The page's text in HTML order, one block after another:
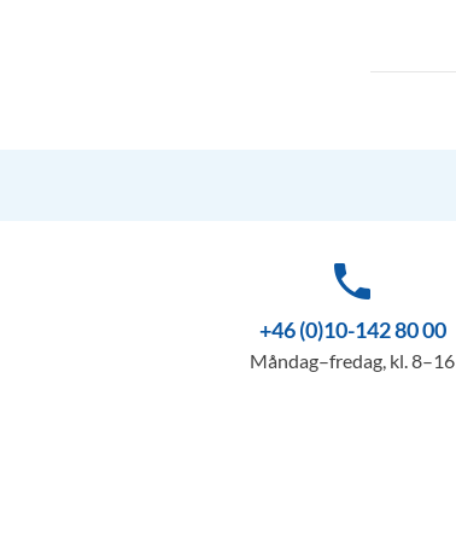
phone
+46 (0)10-142 80 00
Måndag–fredag, kl. 8–16